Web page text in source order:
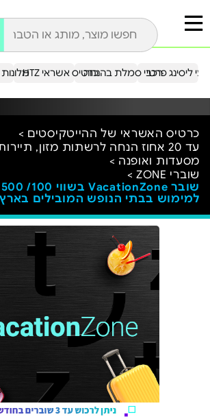
כרטיס אשראי HTZ ליסינג פרטירכבי סמלת בהנחה
כרטיס האשראי של ההייטקיסטים >
עד 20 אחוז הנחה לרשתות מזון,
מסעדות ואופנה >
שוברי ZONE >
למימוש בבתי הנופש המובילים בארץ